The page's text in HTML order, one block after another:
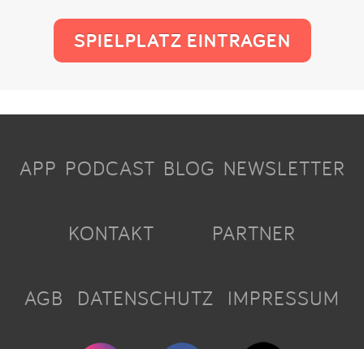
SPIELPLATZ EINTRAGEN
APP PODCAST BLOG NEWSLETTER
KONTAKT PARTNER
AGB DATENSCHUTZ IMPRESSUM